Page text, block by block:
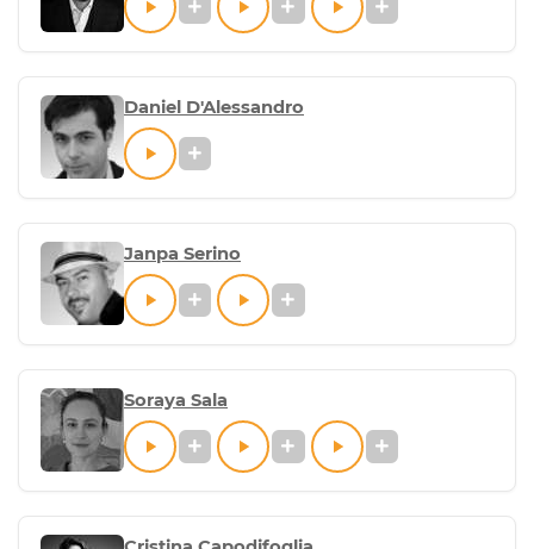
Daniel D'Alessandro
Janpa Serino
Soraya Sala